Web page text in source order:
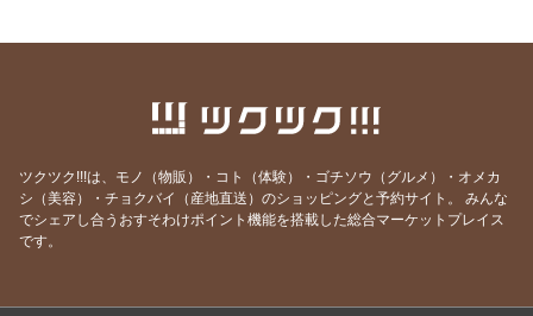
ます🍎
6/16算命学鑑定をご予約のお客様へ
2026/05/03🍓今シーズンラスト！苺パフェご予約受付スタ
ートご案内
2026/04/28
2026/04/28第6回はやしのマルシェは4/29🍀
ツクツク!!!は、モノ（物販）・コト（体験）・ゴチソウ（グルメ）・オメカ
シ（美容）・チョクバイ（産地直送）のショッピングと予約サイト。
みんな
でシェアし合うおすそわけポイント機能を搭載した総合マーケットプレイス
です。